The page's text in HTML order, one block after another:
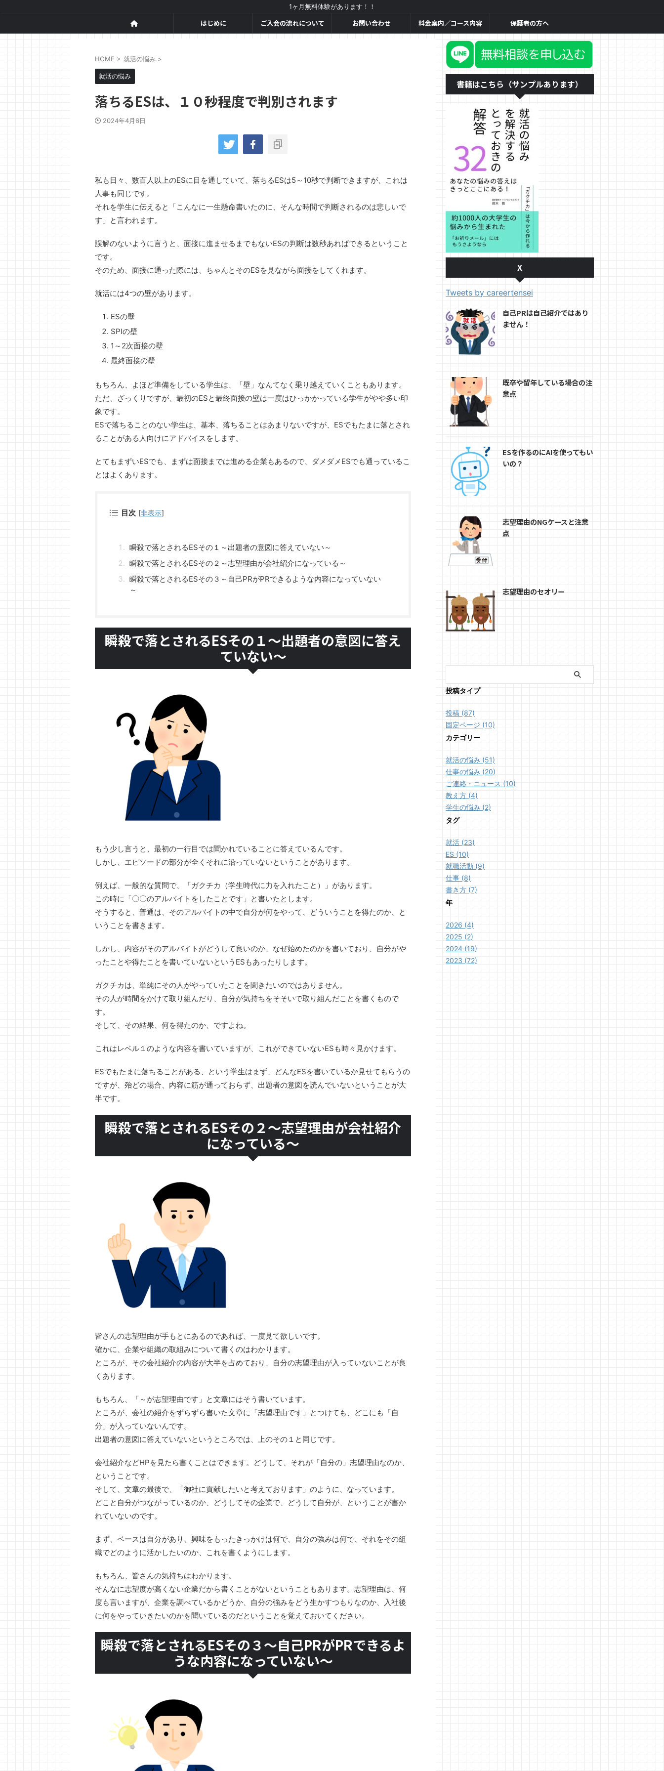
1ヶ月無料体験があります！！
はじめに ご入会の流れについて お問い合わせ 料金案内／コース内容 保護者の方へ
HOME > 就活の悩み >
就活の悩み
落ちるESは、１０秒程度で判別されます
2024年4月6日
私も日々、数百人以上のESに目を通していて、落ちるESは5～10秒で判断できますが、これは
人事も同じです。
それを学生に伝えると「こんなに一生懸命書いたのに、そんな時間で判断されるのは悲しいで
す」と言われます。
誤解のないように言うと、面接に進ませるまでもないESの判断は数秒あればできるということ
です。
そのため、面接に通った際には、ちゃんとそのESを見ながら面接をしてくれます。
就活には4つの壁があります。
ESの壁
SPIの壁
1～2次面接の壁
最終面接の壁
もちろん、よほど準備をしている学生は、「壁」なんてなく乗り越えていくこともあります。
ただ、ざっくりですが、最初のESと最終面接の壁は一度はひっかかっている学生がやや多い印
象です。
ESで落ちることのない学生は、基本、落ちることはあまりないですが、ESでもたまに落とされ
ることがある人向けにアドバイスをします。
とてもまずいESでも、まずは面接までは進める企業もあるので、ダメダメESでも通っているこ
とはよくあります。
目次 [非表示]
瞬殺で落とされるESその１～出題者の意図に答えていない～
瞬殺で落とされるESその２～志望理由が会社紹介になっている～
瞬殺で落とされるESその３～自己PRがPRできるような内容になっていない
～
瞬殺で落とされるESその１～出題者の意図に答え
ていない～
もう少し言うと、最初の一行目では聞かれていることに答えているんです。
しかし、エピソードの部分が全くそれに沿っていないということがあります。
例えば、一般的な質問で、「ガクチカ（学生時代に力を入れたこと）」があります。
この時に「〇〇のアルバイトをしたことです」と書いたとします。
そうすると、普通は、そのアルバイトの中で自分が何をやって、どういうことを得たのか、と
いうことを書きます。
しかし、内容がそのアルバイトがどうして良いのか、なぜ始めたのかを書いており、自分がや
ったことや得たことを書いていないというESもあったりします。
ガクチカは、単純にその人がやっていたことを聞きたいのではありません。
その人が時間をかけて取り組んだり、自分が気持ちをそそいで取り組んだことを書くもので
す。
そして、その結果、何を得たのか、ですよね。
これはレベル１のような内容を書いていますが、これができていないESも時々見かけます。
ESでもたまに落ちることがある、という学生はまず、どんなESを書いているか見せてもらうの
ですが、殆どの場合、内容に筋が通っておらず、出題者の意図を読んでいないということが大
半です。
瞬殺で落とされるESその２～志望理由が会社紹介
になっている～
皆さんの志望理由が手もとにあるのであれば、一度見て欲しいです。
確かに、企業や組織の取組みについて書くのはわかります。
ところが、その会社紹介の内容が大半を占めており、自分の志望理由が入っていないことが良
くあります。
もちろん、「～が志望理由です」と文章にはそう書いています。
ところが、会社の紹介をずらずら書いた文章に「志望理由です」とつけても、どこにも「自
分」が入っていないんです。
出題者の意図に答えていないというところでは、上のその１と同じです。
会社紹介などHPを見たら書くことはできます。どうして、それが「自分の」志望理由なのか、
ということです。
そして、文章の最後で、「御社に貢献したいと考えております」のように、なっています。
どこと自分がつながっているのか、どうしてその企業で、どうして自分が、ということが書か
れていないのです。
まず、ベースは自分があり、興味をもったきっかけは何で、自分の強みは何で、それをその組
織でどのように活かしたいのか、これを書くようにします。
もちろん、皆さんの気持ちはわかります。
そんなに志望度が高くない企業だから書くことがないということもあります。志望理由は、何
度も言いますが、企業を調べているかどうか、自分の強みをどう生かすつもりなのか、入社後
に何をやっていきたいのかを聞いているのだということを覚えておいてください。
瞬殺で落とされるESその３～自己PRがPRできるよ
うな内容になっていない～
書籍はこちら（サンプルあります）
X
Tweets by careertensei
自己PRは自己紹介ではあり
ません！
既卒や留年している場合の注
意点
ESを作るのにAIを使ってもい
いの？
志望理由のNGケースと注意
点
志望理由のセオリー
投稿タイプ
投稿 (87)
固定ページ (10)
カテゴリー
就活の悩み (51)
仕事の悩み (20)
ご連絡・ニュース (10)
教え方 (4)
学生の悩み (2)
タグ
就活 (23)
ES (10)
就職活動 (9)
仕事 (8)
書き方 (7)
年
2026 (4)
2025 (2)
2024 (19)
2023 (72)